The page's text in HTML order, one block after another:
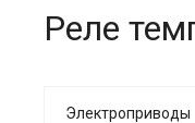
Реле
Электроприводы